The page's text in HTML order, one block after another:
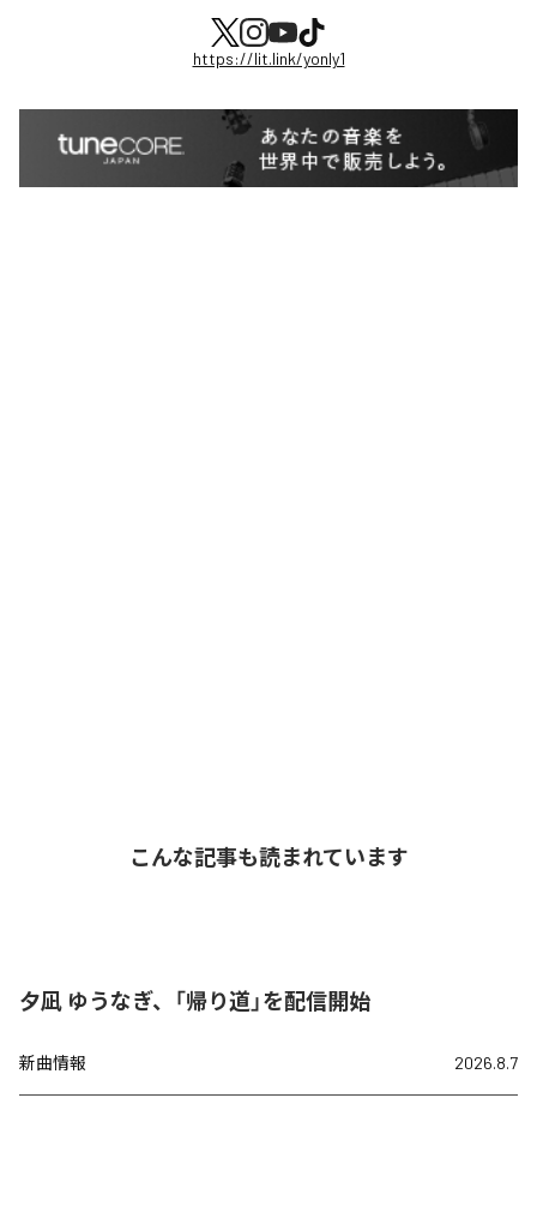
https://lit.link/yonly1
こんな記事も読まれています
夕凪 ゆうなぎ、「帰り道」を配信開始
新曲情報 2026.8.7